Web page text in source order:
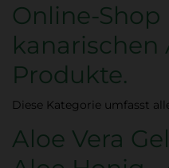
Online-Shop
kanarischen
Produkte.
Diese Kategorie umfasst
Aloe Vera